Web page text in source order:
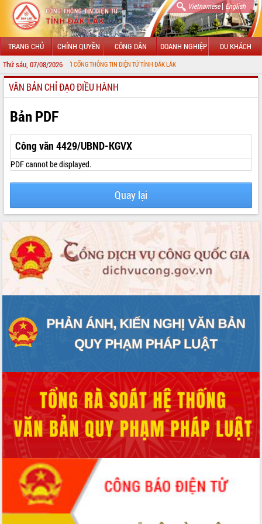
Vietnamese| English
TRANG CHỦ CHÍNH QUYỀN CÔNG DÂN DOANH NGHIỆP DU KHÁCH
Thứ sáu, 07/08/2026
MỪNG ĐẾN VỚI CỔNG THÔNG TIN ĐIỆN TỬ TỈNH ĐẮK LẮK
GIỚI THIỆU
LÃNH ĐẠO UBND TỈNH
TIN TỨC SỰ KIỆN
SỞ, BAN, NGÀNH
UBND CÁC XÃ, PHƯỜNG
THÔNG TIN CHỈ ĐẠO ĐIỀU HÀNH
VĂN BẢN HĐND TỈNH
ĐIỂM TIN VĂN BẢN
VĂN BẢN CHỈ ĐẠO ĐIỀU HÀNH
Bản PDF
Công văn 4429/UBND-KGVX
PDF cannot be displayed.
Quay lại